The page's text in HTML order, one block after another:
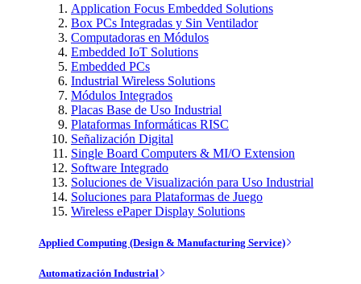
Application Focus Embedded Solutions
Box PCs Integradas y Sin Ventilador
Computadoras en Módulos
Embedded IoT Solutions
Embedded PCs
Industrial Wireless Solutions
Módulos Integrados
Placas Base de Uso Industrial
Plataformas Informáticas RISC
Señalización Digital
Single Board Computers & MI/O Extension
Software Integrado
Soluciones de Visualización para Uso Industrial
Soluciones para Plataformas de Juego
Wireless ePaper Display Solutions
Applied Computing (Design & Manufacturing Service)
Automatización Industrial